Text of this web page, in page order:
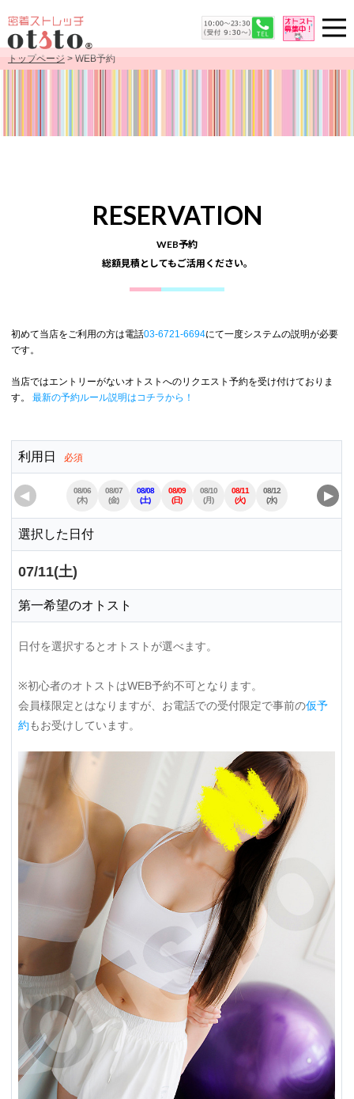
トップページ > WEB予約
RESERVATION
WEB予約
総額見積としてもご活用ください。
初めて当店をご利用の方は電話03-6721-6694にて一度システムの説明が必要
です。
当店ではエントリーがないオトストへのリクエスト予約を受け付けておりま
す。
最新の予約ルール説明はコチラから！
利用日 必須
◀
08/06
(木)
08/07
(金)
08/08
(土)
08/09
(日)
08/10
(月)
08/11
(火)
08/12
(水)
08/14
(金)
▶
選択した日付
07/11(土)
第一希望のオトスト
日付を選択するとオトストが選べます。
※初心者のオトストはWEB予約不可となります。
会員様限定とはなりますが、お電話での受付限定で事前の仮予
約もお受けしています。